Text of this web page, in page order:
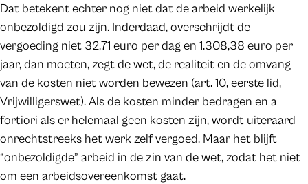
Dat betekent echter nog niet dat de arbeid werkelijk
onbezoldigd zou zijn. Inderdaad, overschrijdt de
vergoeding niet 32,71 euro per dag en 1.308,38 euro per
jaar, dan moeten, zegt de wet, de realiteit en de omvang
van de kosten niet worden bewezen (art. 10, eerste lid,
Vrijwilligerswet). Als de kosten minder bedragen en a
fortiori als er helemaal geen kosten zijn, wordt uiteraard
onrechtstreeks het werk zelf vergoed. Maar het blijft
“onbezoldigde” arbeid in de zin van de wet, zodat het niet
om een arbeidsovereenkomst gaat.